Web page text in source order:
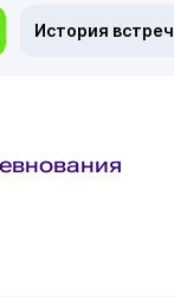
История встреч